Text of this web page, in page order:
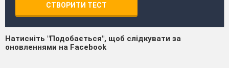
СТВОРИТИ ТЕСТ
Натисніть "Подобається", щоб слідкувати за
оновленнями на Facebook